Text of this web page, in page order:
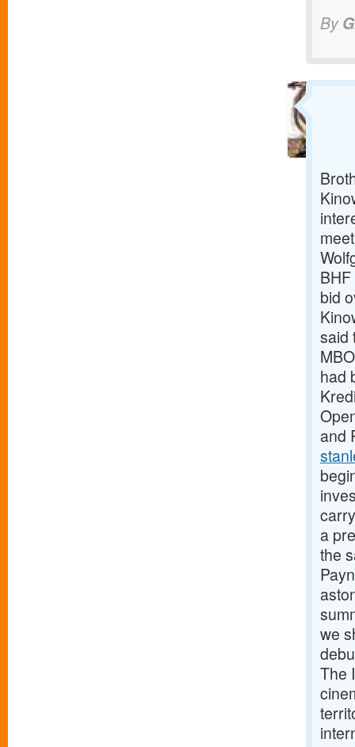
By
bid
said
had
and
a
the
we
The